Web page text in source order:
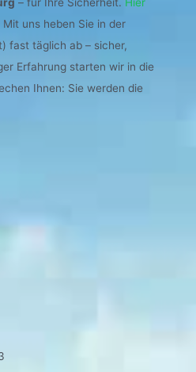
Mit uns heben Sie in der
fast täglich ab – sicher,
Erfahrung starten wir in die
Ihnen: Sie werden die